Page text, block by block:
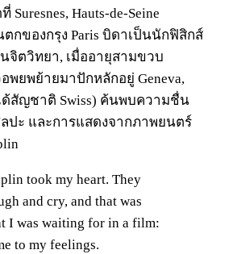
Suresnes, Hauts-de-Seine
กของกรุง Paris บิดาเป็นนักฟิสิกส์
จิตวิทยา, เมื่ออายุสามขวบ
พยพย้ายมาปักหลักอยู่ Geneva,
ด้สัญชาติ Swiss) ค้นพบความชื่น
ปะ และการแสดงจากภาพยนตร์
took my heart. They
and cry, and that was
I was waiting for in a film:
to my feelings.